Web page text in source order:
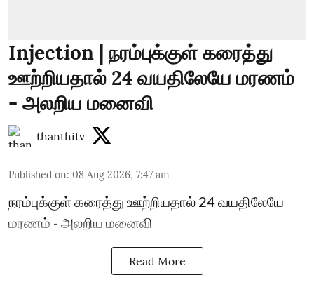
Injection | நரம்புக்குள் கரைத்து
ஊற்றியதால் 24 வயதிலேயே மரணம்
- அலறிய மனைவி
thanthitv
Published on: 08 Aug 2026, 7:47 am
நரம்புக்குள் கரைத்து ஊற்றியதால் 24 வயதிலேயே
மரணம் - அலறிய மனைவி
Read More